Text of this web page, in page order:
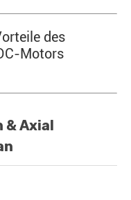
des
Motors
Axial